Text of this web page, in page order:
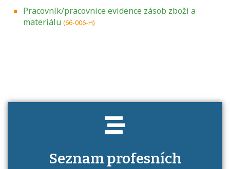
Pracovník/pracovnice evidence zásob zboží a
materiálu (66-006-H)
Seznam profesních
Projděte si seznam profesních kvalifikací.